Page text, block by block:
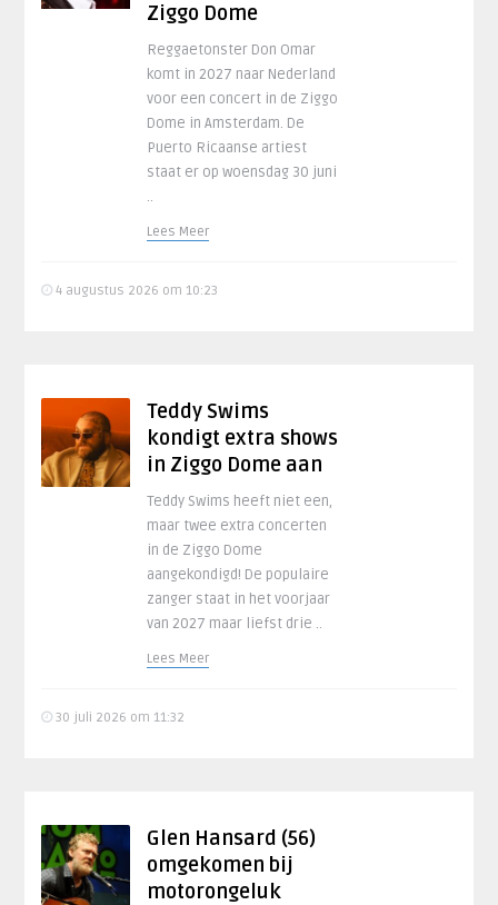
Ziggo Dome
Reggaetonster Don Omar
komt in 2027 naar Nederland
voor een concert in de Ziggo
Dome in Amsterdam. De
Puerto Ricaanse artiest
staat er op woensdag 30 juni
..
Lees Meer
4 augustus 2026 om 10:23
Teddy Swims
kondigt extra shows
in Ziggo Dome aan
Teddy Swims heeft niet een,
maar twee extra concerten
in de Ziggo Dome
aangekondigd! De populaire
zanger staat in het voorjaar
van 2027 maar liefst drie ..
Lees Meer
30 juli 2026 om 11:32
Glen Hansard (56)
omgekomen bij
motorongeluk